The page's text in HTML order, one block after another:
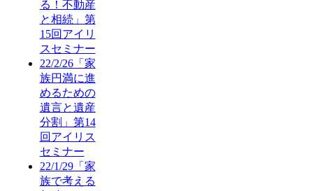
る！不動産
と相続」第
15回アイリ
スセミナー
22/2/26「家
族円満に進
めるための
遺言と遺産
分割」第14
回アイリス
セミナー
22/1/29「家
族で考える